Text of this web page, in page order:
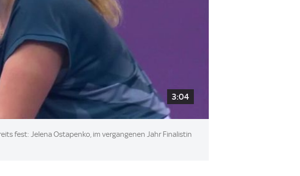
3:04
fest: Jelena Ostapenko, im vergangenen Jahr Finalistin